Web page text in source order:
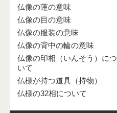
仏像の蓮の意味
仏像の目の意味
仏像の服装の意味
仏像の背中の輪の意味
仏像の印相（いんそう）につ
いて
仏様が持つ道具（持物）
仏様の32相について